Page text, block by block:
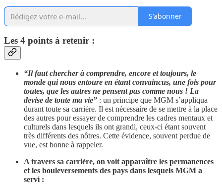
S'abonner
Les 4 points à retenir :
“Il faut chercher à comprendre, encore et toujours, le
monde qui nous entoure en étant convaincus, une fois pour
toutes, que les autres ne pensent pas comme nous ! La
devise de toute ma vie” : un principe que MGM s’appliqua
durant toute sa carrière. Il est nécessaire de se mettre à la place
des autres pour essayer de comprendre les cadres mentaux et
culturels dans lesquels ils ont grandi, ceux-ci étant souvent
très différents des nôtres. Cette évidence, souvent perdue de
vue, est bonne à rappeler.
A travers sa carrière, on voit apparaître les permanences
et les bouleversements des pays dans lesquels MGM a
servi :